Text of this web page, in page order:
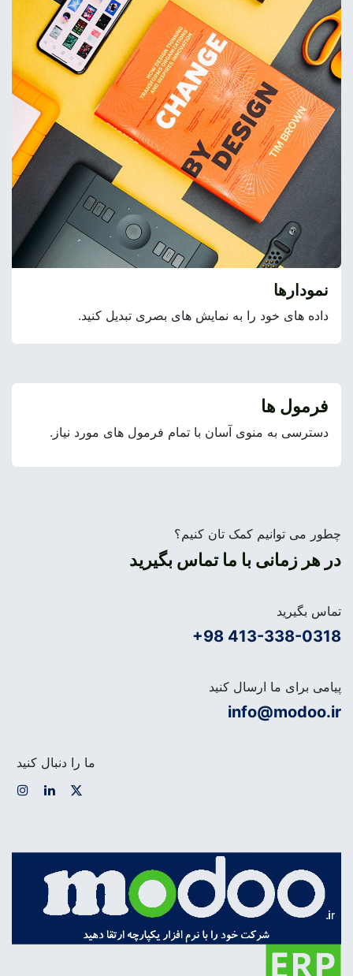
نمودارها
داده های خود را به نمایش های بصری تبدیل کنید.
فرمول ها
دسترسی به منوی آسان با تمام فرمول های مورد نیاز.
چطور می توانیم کمک تان کنیم؟
در هر زمانی با ما تماس بگیرید
تماس بگیرید
+98 413-338-0318
پیامی برای ما ارسال کنید
info@modoo.ir
ما را دنبال کنید